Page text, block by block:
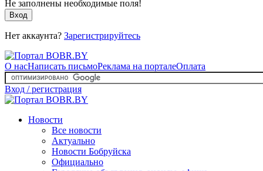
Не заполнены необходимые поля!
Вход
Нет аккаунта? Зарегистрируйтесь
О насНаписать письмоРеклама на порталеОплата
Вход / регистрация
Новости
Все новости
Актуально
Новости Бобруйска
Официально